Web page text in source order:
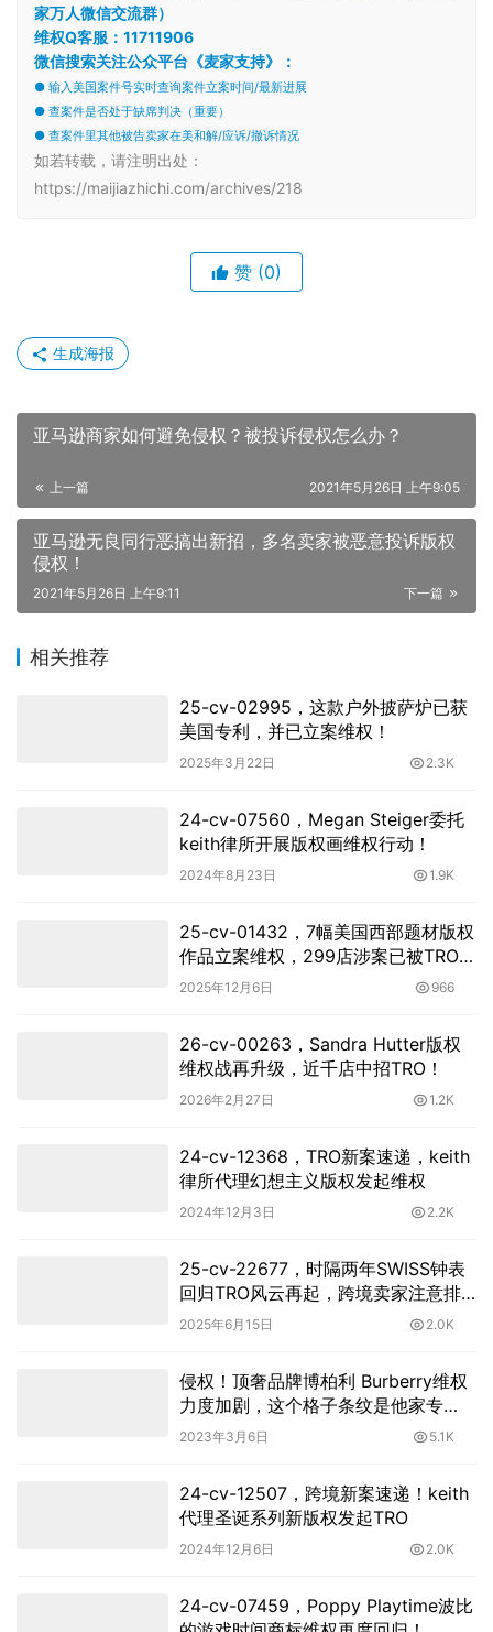
家万人微信交流群）
维权Q客服：11711906
微信搜索关注公众平台《麦家支持》：
● 输入美国案件号实时查询案件立案时间/最新进展
● 查案件是否处于缺席判决（重要）
● 查案件里其他被告卖家在美和解/应诉/撤诉情况
如若转载，请注明出处：
https://maijiazhichi.com/archives/218
赞 (0)
生成海报
亚马逊商家如何避免侵权？被投诉侵权怎么办？
上一篇 2021年5月26日 上午9:05
亚马逊无良同行恶搞出新招，多名卖家被恶意投诉版权
侵权！
下一篇
2021年5月26日 上午9:11
相关推荐
25-cv-02995，这款户外披萨炉已获
美国专利，并已立案维权！
2025年3月22日 2.3K
24-cv-07560，Megan Steiger委托
keith律所开展版权画维权行动！
2024年8月23日 1.9K
25-cv-01432，7幅美国西部题材版权
作品立案维权，299店涉案已被TRO冻
结！
2025年12月6日 966
26-cv-00263，Sandra Hutter版权
维权战再升级，近千店中招TRO！
2026年2月27日 1.2K
24-cv-12368，TRO新案速递，keith
律所代理幻想主义版权发起维权
2024年12月3日 2.2K
25-cv-22677，时隔两年SWISS钟表
回归TRO风云再起，跨境卖家注意排
查!
2025年6月15日 2.0K
侵权！顶奢品牌博柏利 Burberry维权
力度加剧，这个格子条纹是他家专
利，你知道吗？
2023年3月6日 5.1K
24-cv-12507，跨境新案速递！keith
代理圣诞系列新版权发起TRO
2024年12月6日 2.0K
24-cv-07459，Poppy Playtime波比